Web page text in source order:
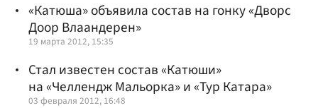
«Катюша» объявила состав на гонку «Дворс
Доор Влаандерен»
19 марта 2012, 15:35
Стал известен состав «Катюши»
на «Челлендж Мальорка» и «Тур Катара»
03 февраля 2012, 16:48